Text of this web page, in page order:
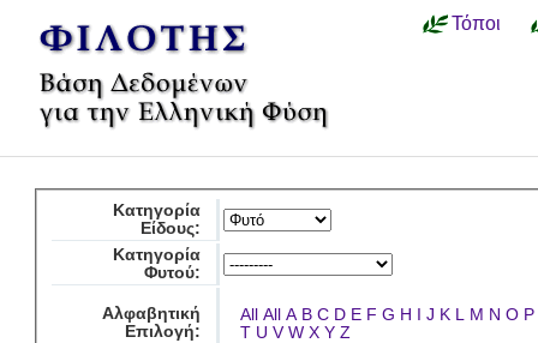
Τόποι
Κατηγορία
Είδους:
Κατηγορία
Φυτού:
Αλφαβητική
Επιλογή:
All All A B C D E F G H I J K L M N O P
T U V W X Y Z